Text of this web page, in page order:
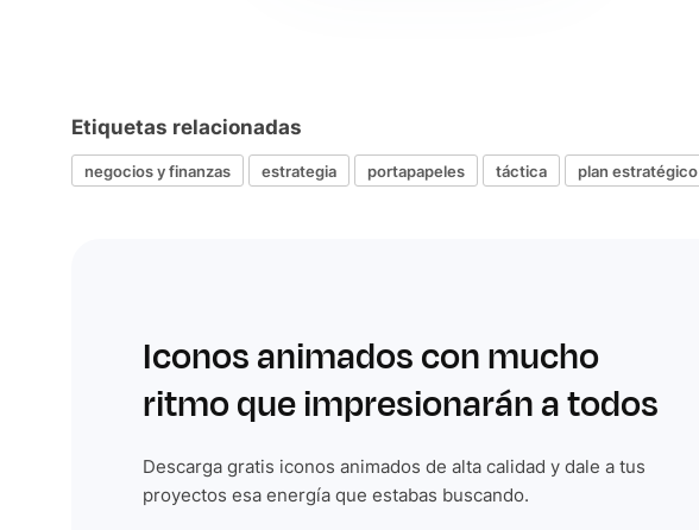
Etiquetas relacionadas
negocios y finanzas estrategia portapapeles táctica plan estratégico
Iconos animados con mucho
ritmo que impresionarán a todos
Descarga gratis iconos animados de alta calidad y dale a tus
proyectos esa energía que estabas buscando.